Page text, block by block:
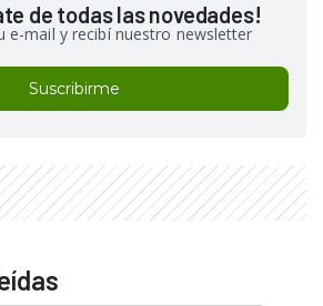
de todas las novedades!
e-mail y recibí nuestro newsletter
Suscribirme